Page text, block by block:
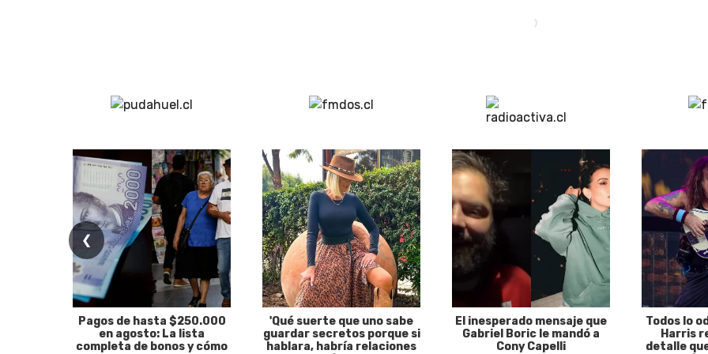
❮
Pagos de hasta $250.000
en agosto: La lista
completa de bonos y cómo
'Qué suerte que uno sabe
guardar secretos porque si
hablara, habría relaciones
El inesperado mensaje que
Gabriel Boric le mandó a
Cony Capelli
Todos lo
Harris
detalle